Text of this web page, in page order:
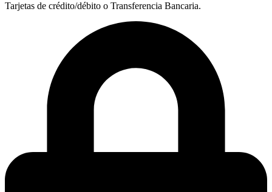
Tarjetas de crédito/débito o Transferencia Bancaria.